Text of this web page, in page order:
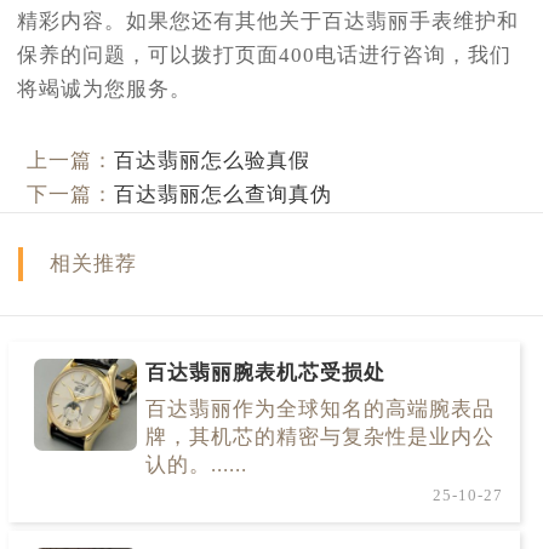
精彩内容。如果您还有其他关于百达翡丽手表维护和
保养的问题，可以拨打页面400电话进行咨询，我们
将竭诚为您服务。
上一篇：百达翡丽怎么验真假
下一篇：百达翡丽怎么查询真伪
相关推荐
百达翡丽腕表机芯受损处
百达翡丽作为全球知名的高端腕表品
牌，其机芯的精密与复杂性是业内公
认的。......
25-10-27